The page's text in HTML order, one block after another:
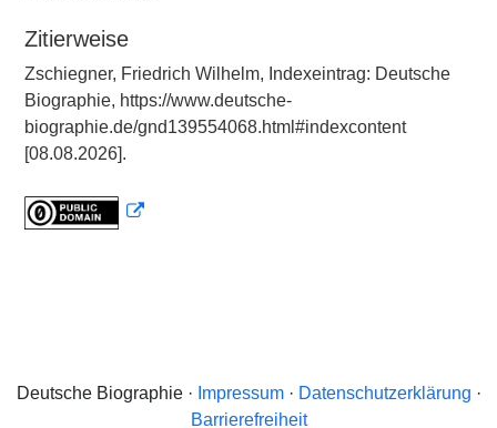
Zitierweise
Zschiegner, Friedrich Wilhelm, Indexeintrag: Deutsche
Biographie, https://www.deutsche-
biographie.de/gnd139554068.html#indexcontent
[08.08.2026].
Deutsche Biographie · Impressum· Datenschutzerklärung ·
Barrierefreiheit